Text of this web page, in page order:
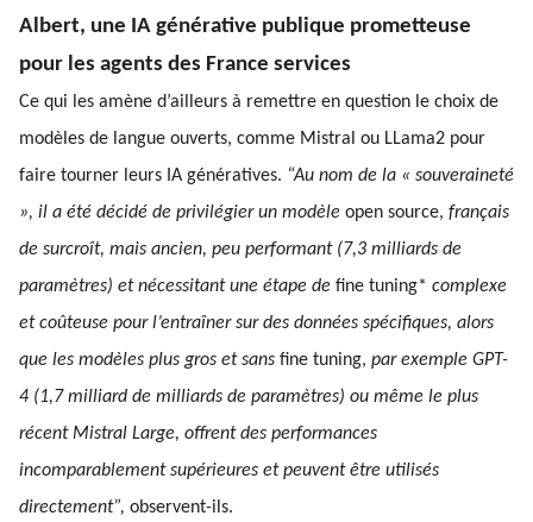
Albert, une IA générative publique prometteuse
pour les agents des France services
Ce qui les amène d’ailleurs à remettre en question le choix de
modèles de langue ouverts, comme Mistral ou LLama2 pour
faire tourner leurs IA génératives. “Au nom de la « souveraineté
», il a été décidé de privilégier un modèle open source, français
de surcroît, mais ancien, peu performant (7,3 milliards de
paramètres) et nécessitant une étape de fine tuning* complexe
et coûteuse pour l’entraîner sur des données spécifiques, alors
que les modèles plus gros et sans fine tuning, par exemple GPT-
4 (1,7 milliard de milliards de paramètres) ou même le plus
récent Mistral Large, offrent des performances
incomparablement supérieures et peuvent être utilisés
directement”, observent-ils.